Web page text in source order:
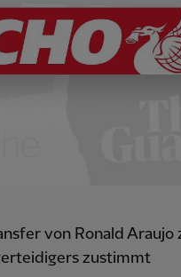
von Ronald Araujo
zustimmt